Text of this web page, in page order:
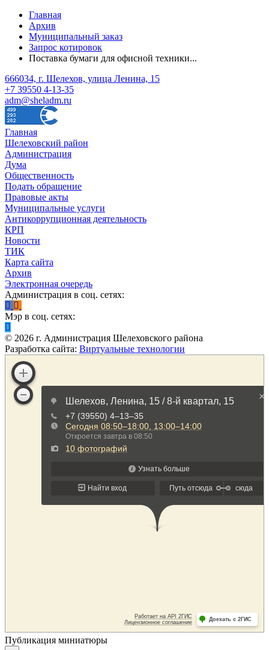
Главная
Архив
Муниципальный заказ
Запрос котировок
Поставка бумаги для офисной техники...
666034, г. Шелехов, улица Ленина, 15
+7 39550 4-13-35
adm@sheladm.ru
Главная
Шелеховский район
Администрация
Дума
Общественность
Подать обращение
Правовые акты
Муниципальные услуги
Антикоррупционная деятельность
КРП
Новости
ТИК
Карта сайта
Архив
Электронная очередь
Администрация в соц. сетях:
Мэр в соц. сетях:
© 2026 г. Администрация Шелеховского района
Разработка сайта: Виртуальные технологии
Публикация миниатюры